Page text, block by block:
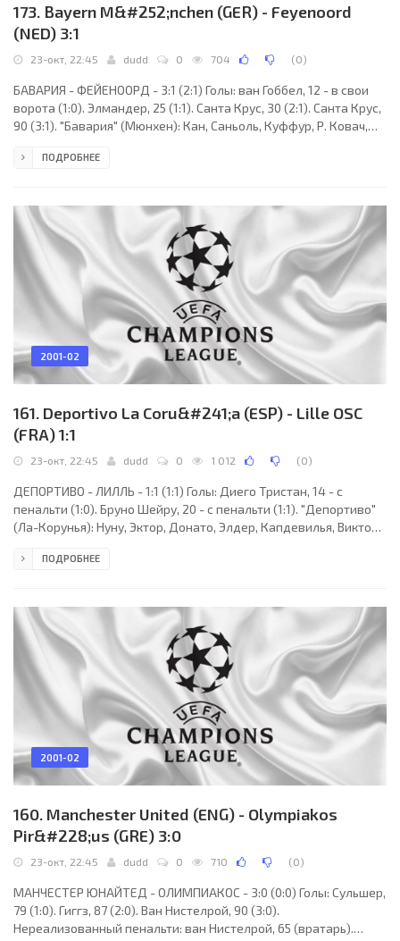
173. Bayern M&#252;nchen (GER) - Feyenoord
(NED) 3:1
23-окт, 22:45 dudd 0 704 (0)
БАВАРИЯ - ФЕЙЕНООРД - 3:1 (2:1) Голы: ван Гоббел, 12 - в свои
ворота (1:0). Элмандер, 25 (1:1). Санта Крус, 30 (2:1). Санта Крус,
90 (3:1). "Бавария" (Мюнхен): Кан, Саньоль, Куффур, Р. Ковач,
84), Паулу Сержиу (Циклер, 69), Санта Крус, Писарро.
(Смолярек, 80), Элмандер, Оно. Наказания: не было. Судья:
Кортиш Батишта
ПОДРОБНЕЕ
2001-02
161. Deportivo La Coru&#241;a (ESP) - Lille OSC
(FRA) 1:1
23-окт, 22:45 dudd 0 1 012 (0)
ДЕПОРТИВО - ЛИЛЛЬ - 1:1 (1:1) Голы: Диего Тристан, 14 - с
пенальти (1:0). Бруно Шейру, 20 - с пенальти (1:1). "Депортиво"
(Ла-Корунья): Нуну, Эктор, Донато, Элдер, Капдевилья, Виктор,
70), Диего Тристан (Пандиани, 76). "Лилль": Вимбе, Пишо,
(Колло, 88). Наказания: Фахми, 22. Пишо, 36. Эмерсон, 41.
Ландрин, 74
ПОДРОБНЕЕ
2001-02
160. Manchester United (ENG) - Olympiakos
Pir&#228;us (GRE) 3:0
23-окт, 22:45 dudd 0 710 (0)
МАНЧЕСТЕР ЮНАЙТЕД - ОЛИМПИАКОС - 3:0 (0:0) Голы: Сульшер,
79 (1:0). Гиггз, 87 (2:0). Ван Нистелрой, 90 (3:0).
Нереализованный пенальти: ван Нистелрой, 65 (вратарь).